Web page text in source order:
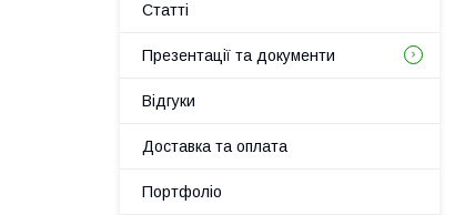
Статті
Презентації та документи
Відгуки
Доставка та оплата
Портфоліо